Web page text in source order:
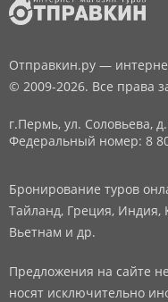
Отправкин.ру —
© 2009-2026. Все права
г.Пермь, ул. Соловьева,
Федеральный номер: 8
Бронирование туров
Тайланд, Греция,
Вьетнам и др.
Предложения на сайте
носят исключительно